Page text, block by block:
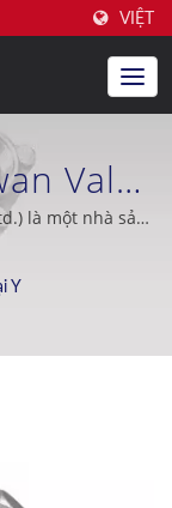
VIỆT
Valve
Nhà
Hai
Đài
là một nhà sản
tại Đài Loan.
Y